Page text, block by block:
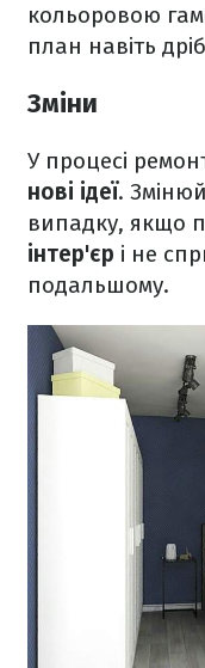
кольоровою
план навіть
Зміни
У процесі
нові ідеї.
випадку, якщо
інтер'єр і не
подальшому.